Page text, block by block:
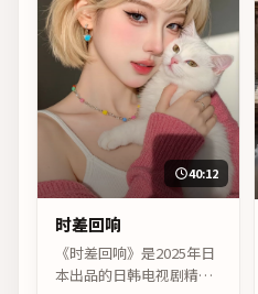
40:12
时差回响
《时差回响》是2025年日
本出品的日韩电视剧精